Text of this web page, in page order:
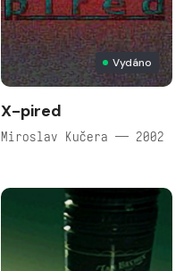
Vydáno
X-pired
Miroslav Kučera — 2002